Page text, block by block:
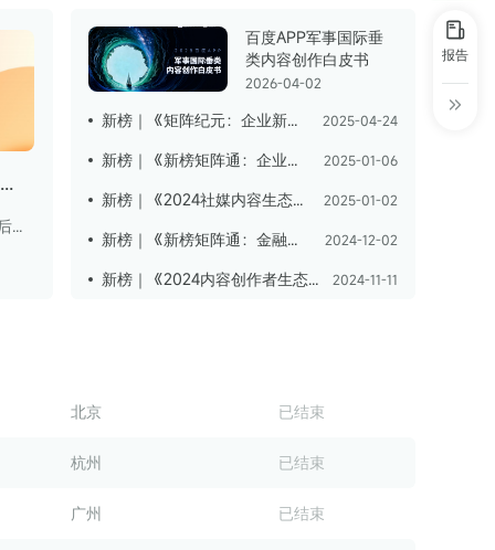
【新榜×微博】2025微博泛二次元内容生态研究报告
2024年微博ACG用户超3.2亿，90后是微博泛二次元用户的绝对主力人群；微博ACG领域博主呈规模与流量同步提升态势，平台在泛二次元领域已形成完整的生态链。
百度APP军事国际垂
类内容创作白皮书
2026-04-02
新榜｜《矩阵纪元：企业新媒体生态位与实践图谱》 2025-04-24
新榜｜《新榜矩阵通：企业新媒体KOS矩阵研究报告》 2025-01-06
新榜｜《2024社媒内容生态数据报告》 2025-01-02
新榜｜《新榜矩阵通：金融行业品牌矩阵研究报告 》 2024-12-02
新榜｜《2024内容创作者生态报告》 2024-11-11
北京 已结束
杭州 已结束
广州 已结束
报告